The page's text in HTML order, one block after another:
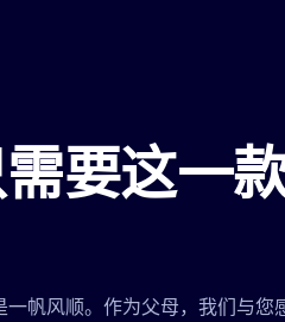
要这一
一帆风顺。作为父母，我们与您